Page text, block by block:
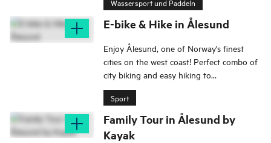
Wassersport und Paddeln
E-bike & Hike in Ålesund
Enjoy Ålesund, one of Norway's finest
cities on the west coast! Perfect combo of
city biking and easy hiking to
Sukkertoppen mountain.
Sport
Family Tour in Ålesund by
Kayak